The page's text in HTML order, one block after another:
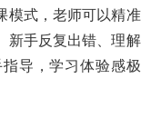
模式，老师可以精准
新手反复出错、理解
导，学习体验感极